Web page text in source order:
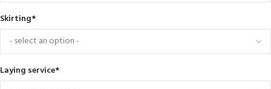
Skirting*
Laying service*